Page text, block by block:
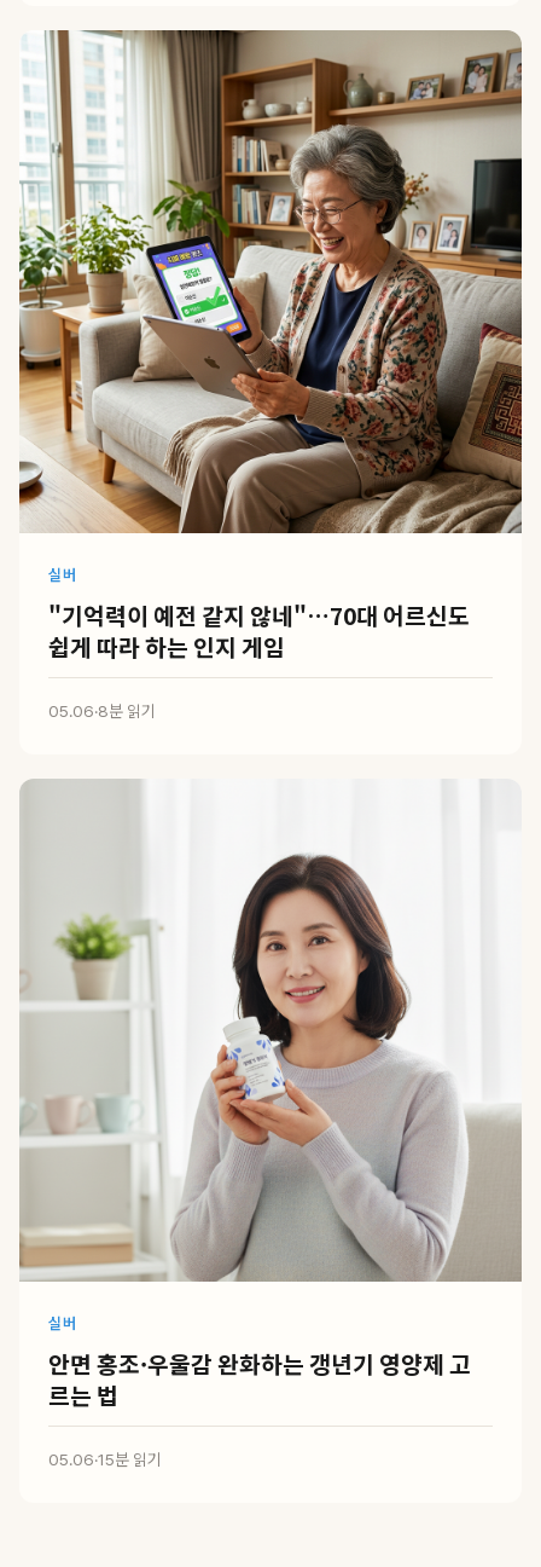
실버
"기억력이 예전 같지 않네"…70대 어르신도
쉽게 따라 하는 인지 게임
05.06·8분 읽기
실버
안면 홍조·우울감 완화하는 갱년기 영양제 고
르는 법
05.06·15분 읽기